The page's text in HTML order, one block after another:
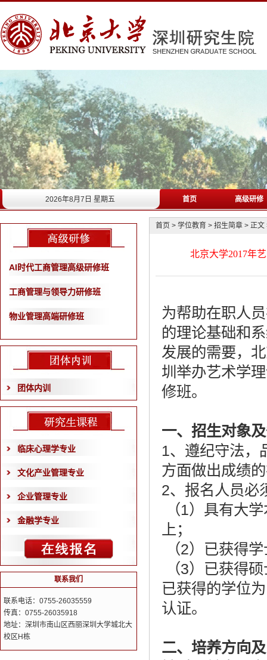
2026年8月7日 星期五 首页 高级研修
AI时代工商管理高级研修班
工商管理与领导力研修班
物业管理高端研修班
团体内训
临床心理学专业
文化产业管理专业
企业管理专业
金融学专业
联系我们
联系电话：0755-26035559
传真：0755-26035918
地址：深圳市南山区西丽深圳大学城北大
校区H栋
首页 > 学位教育 > 招生简章 > 正文
北京大学2017年
为帮助在职人
的理论基础和
发展的需要，
圳举办艺术学
修班。
一、招生对象
1、遵纪守法，
方面做出成绩
2、报名人员必
（1）具有大
上；
（2）已获得
（3）已获得
已获得的学位
认证。
二、培养方向